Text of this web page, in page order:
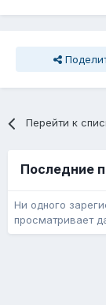
Перейти к
Последние
Ни одного
просматривает